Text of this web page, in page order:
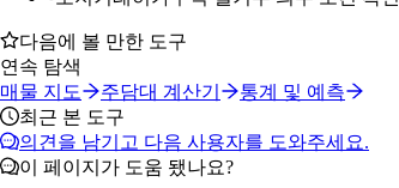
다음에 볼 만한 도구
연속 탐색
매물 지도
주담대 계산기
통계 및 예측
최근 본 도구
의견을 남기고 다음 사용자를 도와주세요.
이 페이지가 도움 됐나요?